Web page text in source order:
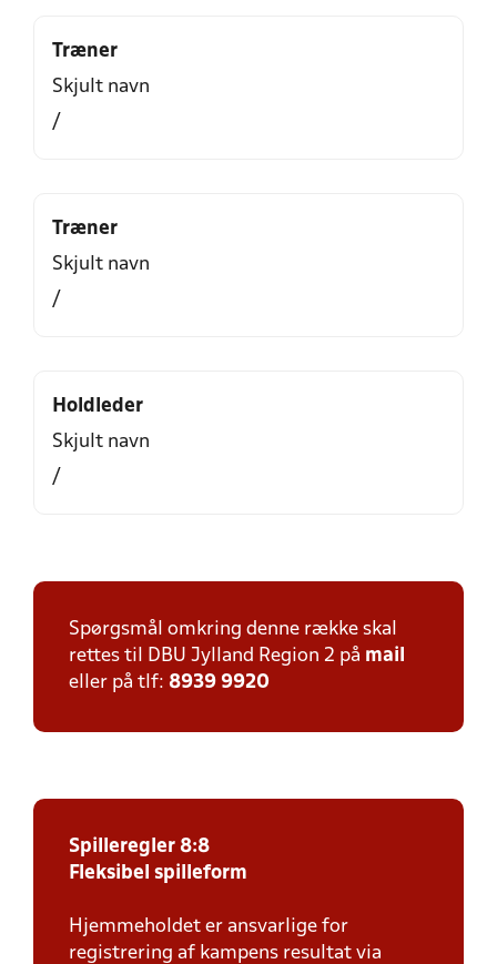
Træner
Skjult navn
/
Træner
Skjult navn
/
Holdleder
Skjult navn
/
Spørgsmål omkring denne række skal
rettes til DBU Jylland Region 2 på mail
eller på tlf: 8939 9920
Spilleregler 8:8
Fleksibel spilleform
Hjemmeholdet er ansvarlige for
registrering af kampens resultat via